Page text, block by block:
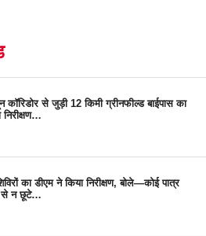
कॉरिडोर से जुड़ी 12 किमी ग्रीनफील्ड बाईपास का
निरीक्षण…
का डीएम ने किया निरीक्षण, बोले—कोई पात्र
से न छूटे…